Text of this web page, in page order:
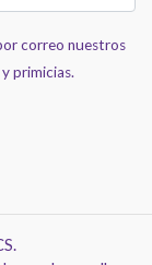
correo nuestros
primicias.